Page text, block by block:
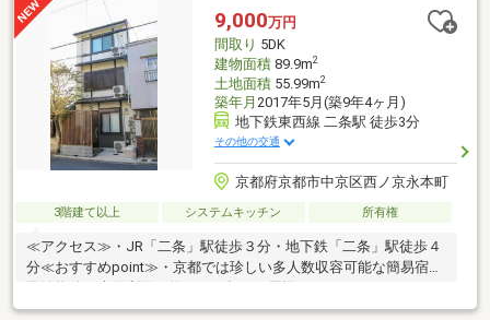
の窓は二重サッシなので防音性能◎■ご内覧可能です！ 本物件
に関するお問合せはフジハウスまでどうぞ♪ フリーダイヤル⇒０
１２０-１２９-７８９
9,000万円
間取り 5DK
建物面積89.9m2
土地面積55.99m2
築年月 2017年5月(築9年4ヶ月)
地下鉄東西線 二条駅 徒歩3分
その他の交通
京都府京都市中京区西ノ京永本町
3階建て以上 システムキッチン 所有権
≪アクセス≫・JR「二条」駅徒歩３分・地下鉄「二条」駅徒歩４
分≪おすすめpoint≫・京都では珍しい多人数収容可能な簡易宿泊
コンビニなど便利な施設多数・表面利回り約１２.２２％・2024年